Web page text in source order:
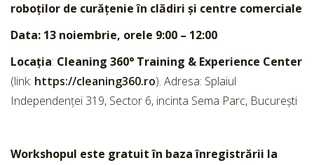
roboților de curățenie în clădiri și centre comerciale
Data: 13 noiembrie, orele 9:00 – 12:00
Locația: Cleaning 360° Training & Experience Center
(link: https://cleaning360.ro). Adresa: Splaiul
Independenței 319, Sector 6, incinta Sema Parc, București
Workshopul este gratuit în baza înregistrării la